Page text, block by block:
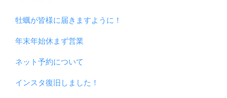
牡蠣が皆様に届きますように！
年末年始休まず営業
ネット予約について
インスタ復旧しました！